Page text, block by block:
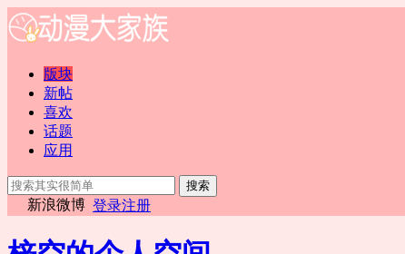
版块
新帖
喜欢
话题
应用
搜索
新浪微博 登录注册